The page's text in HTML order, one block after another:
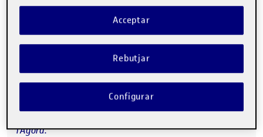
Benvinguts i benvingudes!
Publicat per
Folio
Visibilitat:
Públic-Data de publicació
8 Set. 202115 setembre, 2022 3:08 pm
l’Àgora.
Rebutjar
Acceptar
Configurar